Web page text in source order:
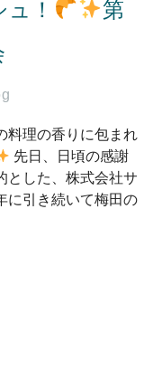
！
第
料理の香りに包まれ
先日、日頃の感謝
とした、株式会社サ
に引き続いて梅田の